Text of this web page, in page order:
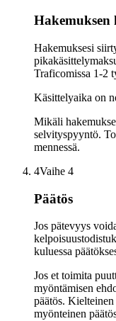
Hakemuksen
Hakemuksesi
Traficomissa 1-2
Käsittelyaika on
Mikäli
selvityspyyntö.
mennessä.
4Vaihe 4
Päätös
Jos pätevyys
kuluessa
Jos et toimita
myöntämisen
päätös.
myönteinen